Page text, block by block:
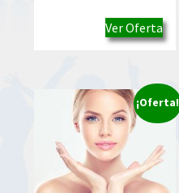
originalactual
39.00€.
Ver Oferta
¡Oferta!